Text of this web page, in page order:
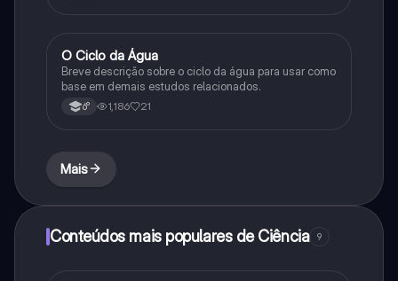
Química
O Ciclo da Água
Breve descrição sobre o ciclo da água para usar como
base em demais estudos relacionados.
6° 1,186 21
Mais
Conteúdos mais populares de Ciência 9